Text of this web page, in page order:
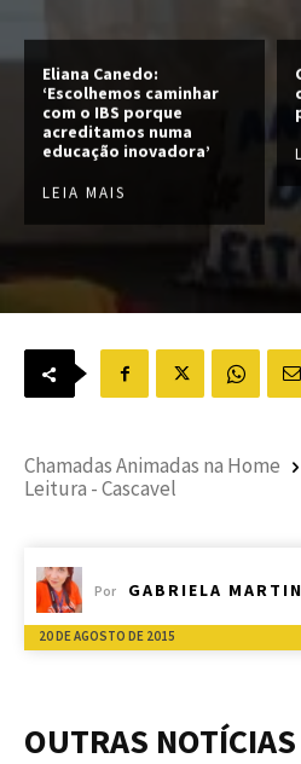
Eliana Canedo:
‘Escolhemos caminhar
com o IBS porque
acreditamos numa
educação inovadora’
LEIA MAIS
Chamadas Animadas na Home
Leitura - Cascavel
Por GABRIELA
20 DE AGOSTO DE 2015
OUTRAS NOTÍCIAS